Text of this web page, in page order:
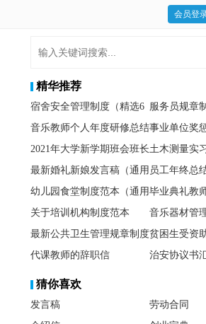
会员登
精华推荐
宿舍安全管理制度（精选6
篇）
服务员规章
6篇）
音乐教师个人年度研修总结事业单位奖
2021年大学新学期班会班长
的发言稿范文
土木测量实
最新婚礼新娘发言稿（通用
6篇）
员工年终总
幼儿园食堂制度范本（通用
5篇）
毕业典礼教
关于培训机构制度范本
音乐器材管
篇）
最新公共卫生管理规章制度贫困生受资
（精选6篇）
代课教师的辞职信 治安协议书
猜你喜欢
发言稿
劳动合同